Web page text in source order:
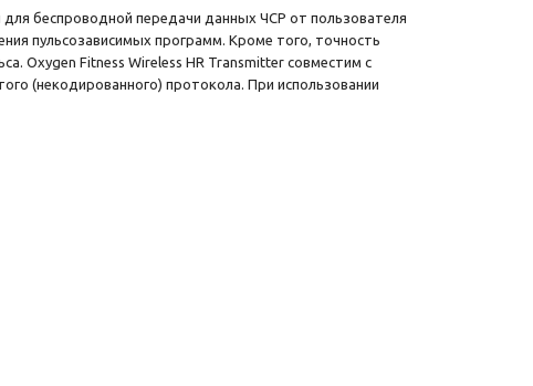
беспроводной передачи данных ЧСР от пользователя
пульсозависимых программ. Кроме того, точность
Oxygen Fitness Wireless HR Transmitter совместим с
(некодированного) протокола. При использовании